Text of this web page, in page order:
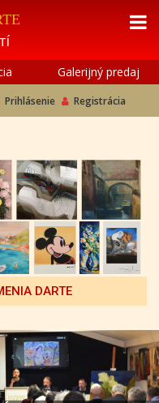
Galerijný predaj
Prihlásenie Registrácia
DARTE